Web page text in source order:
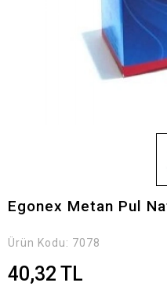
Egonex Metan Pul
Ürün Kodu: 7078
40,32 TL